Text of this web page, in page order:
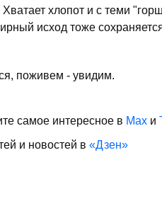
хлопот и с теми
исход тоже
поживем - увидим.
самое интересное в Max и
и новостей в «Дзен»